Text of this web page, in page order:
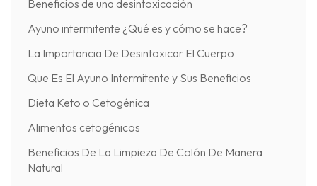
Beneficios de una desintoxicación
Ayuno intermitente ¿Qué es y cómo se hace?
La Importancia De Desintoxicar El Cuerpo
Que Es El Ayuno Intermitente y Sus Beneficios
Dieta Keto o Cetogénica
Alimentos cetogénicos
Beneficios De La Limpieza De Colón De Manera
Natural